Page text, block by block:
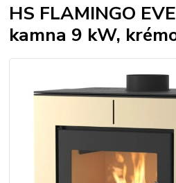
HS FLAMINGO
kamna 9 kW,